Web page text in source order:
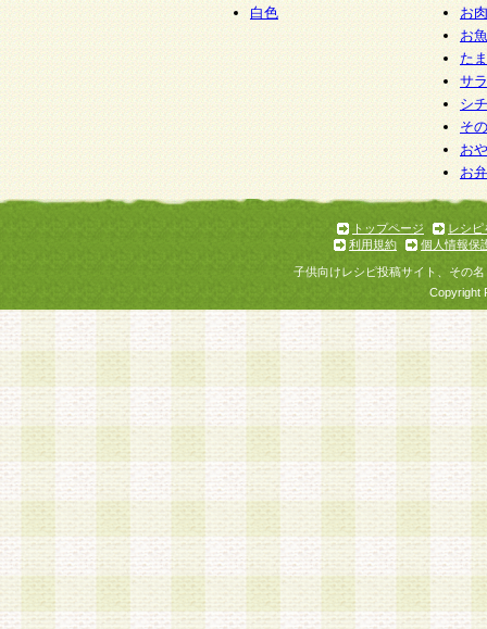
白色
お
お
た
サ
シ
そ
お
お
トップページ
レシピ
利用規約
個人情報保
子供向けレシピ投稿サイト、その
Copyright